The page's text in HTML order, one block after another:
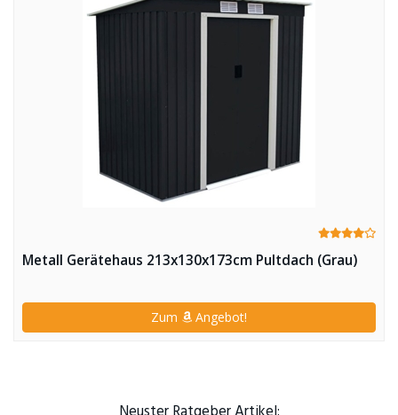
Metall Gerätehaus 213x130x173cm Pultdach (Grau)
Zum Angebot!